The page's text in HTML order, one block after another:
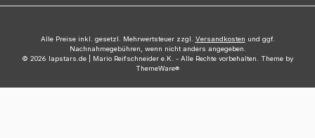
Alle Preise inkl. gesetzl. Mehrwertsteuer zzgl. Versandkosten und ggf.
Nachnahmegebühren, wenn nicht anders angegeben.
© 2026 lapstars.de | Mario Reifschneider e.K. - Alle Rechte vorbehalten. Theme by
ThemeWare®